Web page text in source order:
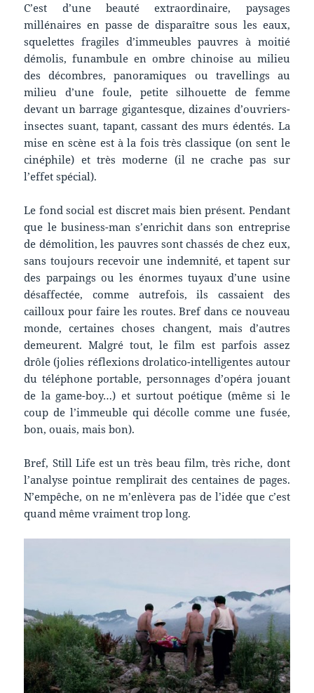
C’est d’une beauté extraordinaire, paysages
millénaires en passe de disparaître sous les eaux,
squelettes fragiles d’immeubles pauvres à moitié
démolis, funambule en ombre chinoise au milieu
des décombres, panoramiques ou travellings au
milieu d’une foule, petite silhouette de femme
devant un barrage gigantesque, dizaines d’ouvriers-
insectes suant, tapant, cassant des murs édentés. La
mise en scène est à la fois très classique (on sent le
cinéphile) et très moderne (il ne crache pas sur
l’effet spécial).
Le fond social est discret mais bien présent. Pendant
que le business-man s’enrichit dans son entreprise
de démolition, les pauvres sont chassés de chez eux,
sans toujours recevoir une indemnité, et tapent sur
des parpaings ou les énormes tuyaux d’une usine
désaffectée, comme autrefois, ils cassaient des
cailloux pour faire les routes. Bref dans ce nouveau
monde, certaines choses changent, mais d’autres
demeurent. Malgré tout, le film est parfois assez
drôle (jolies réflexions drolatico-intelligentes autour
du téléphone portable, personnages d’opéra jouant
de la game-boy…) et surtout poétique (même si le
coup de l’immeuble qui décolle comme une fusée,
bon, ouais, mais bon).
Bref, Still Life est un très beau film, très riche, dont
l’analyse pointue remplirait des centaines de pages.
N’empêche, on ne m’enlèvera pas de l’idée que c’est
quand même vraiment trop long.